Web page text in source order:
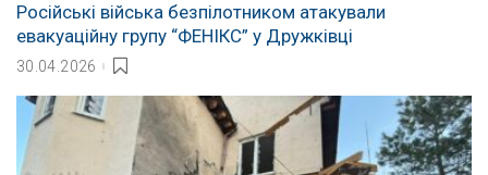
Російські війська безпілотником атакували
евакуаційну групу “ФЕНІКС” у Дружківці
30.04.2026